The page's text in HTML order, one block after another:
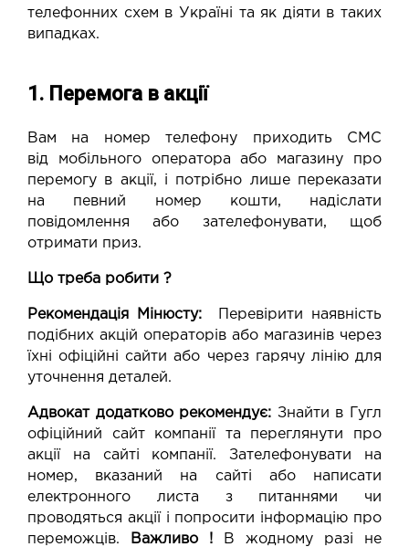
телефонних схем в Україні та як діяти в таких
випадках.
1. Перемога в акції
Вам на номер телефону приходить СМС
від мобільного оператора або магазину про
перемогу в акції, і потрібно лише переказати
на певний номер кошти, надіслати
повідомлення або зателефонувати, щоб
отримати приз.
Що треба робити ?
Рекомендація Мінюсту:
Перевірити наявність
подібних акцій операторів або магазинів через
їхні офіційні сайти або через гарячу лінію для
уточнення деталей.
Адвокат додатково рекомендує: Знайти в Гугл
офіційний сайт компанії та переглянути про
акції на сайті компанії. Зателефонувати на
номер, вказаний на сайті або написати
електронного листа з питаннями чи
проводяться акції і попросити інформацію про
переможців.
Важливо ! В жодному разі не